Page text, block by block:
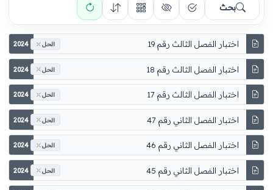
بحث
اختبار الفصل الثالث رقم 19 2024 الحل
اختبار الفصل الثالث رقم 18 2024 الحل
اختبار الفصل الثالث رقم 17 2024 الحل
اختبار الفصل الثاني رقم 47 2024 الحل
اختبار الفصل الثاني رقم 46 2024 الحل
اختبار الفصل الثاني رقم 45 2024 الحل